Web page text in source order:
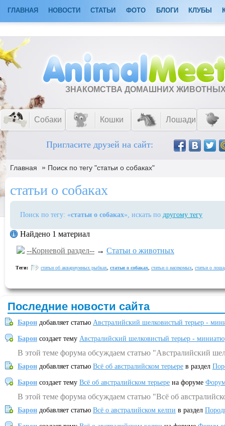
ГЛАВНАЯ НОВОСТИ СТАТЬИ ФОТО БЛОГИ КЛУБЫ
ЗНАКОМСТВА ДОМАШНИХ
Собаки Кошки Лошади
Пригласите друзей на сайт:
Главная » Поиск по тегу "статьи о собаках"
статьи о собаках
Поиск по тегу: «статьи о собаках», искать по другому тегу
Найдено 1 материал
--Корневой раздел-- → Статьи о животных
Теги: статьи об аквариумных рыбках статьи о собаках статьи о насекомых статьи о
Последние новости сайта
Барон добавляет статью Австралийский шелковистый терьер -
Барон создает тему Австралийский шелковистый терьер -
В этой теме форума обсуждаем статью "Австралийский
Барон добавляет статью Всё об австралийском терьере в раздел
Барон создает тему Всё об австралийском терьере на форуме
В этой теме форума обсуждаем статью "Всё об
Барон добавляет статью Всё о австралийском келпи в раздел